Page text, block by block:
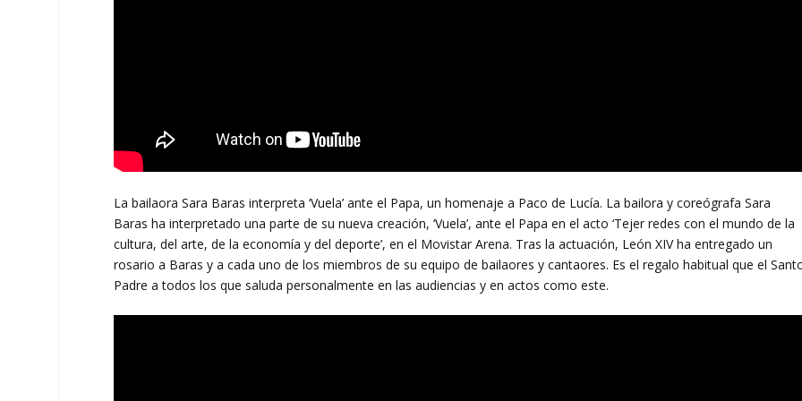
La bailaora Sara Baras interpreta ‘Vuela’ ante el Papa, un homenaje a Paco de Lucía. La bailora y coreógrafa Sara
Baras ha interpretado una parte de su nueva creación, ‘Vuela’, ante el Papa en el acto ‘Tejer redes con el mundo de la
cultura, del arte, de la economía y del deporte’, en el Movistar Arena. Tras la actuación, León XIV ha entregado un
rosario a Baras y a cada uno de los miembros de su equipo de bailaores y cantaores. Es el regalo habitual que el
Padre a todos los que saluda personalmente en las audiencias y en actos como este.